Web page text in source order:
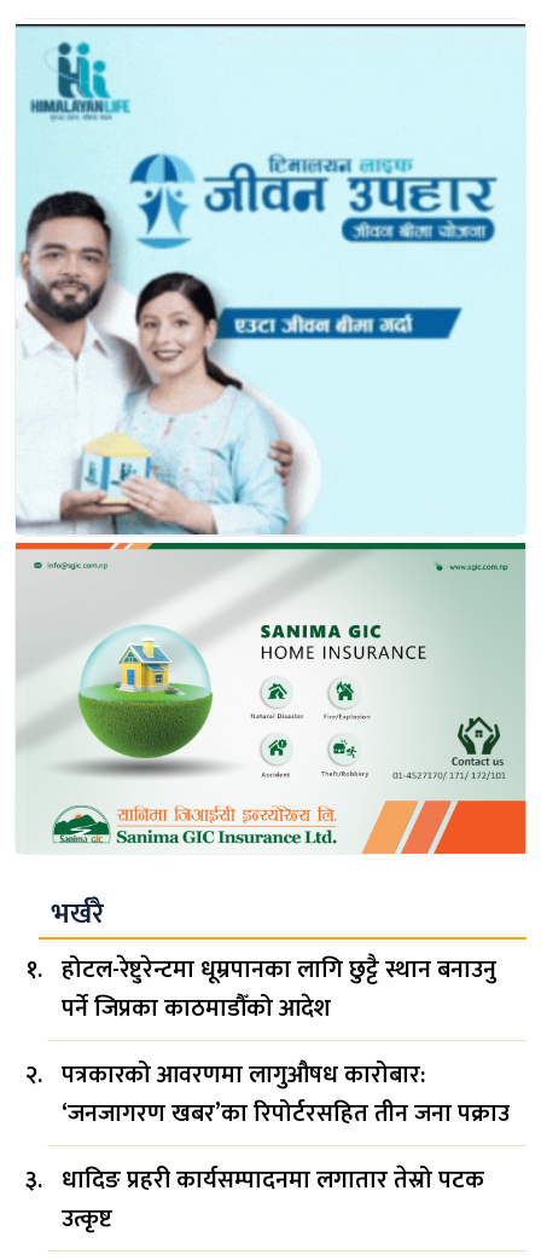
भर्खरै
होटल-रेष्टुरेन्टमा धूम्रपानका लागि छुट्टै स्थान बनाउनु
पर्ने जिप्रका काठमाडौँको आदेश
पत्रकारको आवरणमा लागुऔषध कारोबार:
‘जनजागरण खबर’का रिपोर्टरसहित तीन जना पक्राउ
धादिङ प्रहरी कार्यसम्पादनमा लगातार तेस्रो पटक
उत्कृष्ट